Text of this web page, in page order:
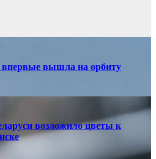
впервые вышла на орбиту
возложило цветы к